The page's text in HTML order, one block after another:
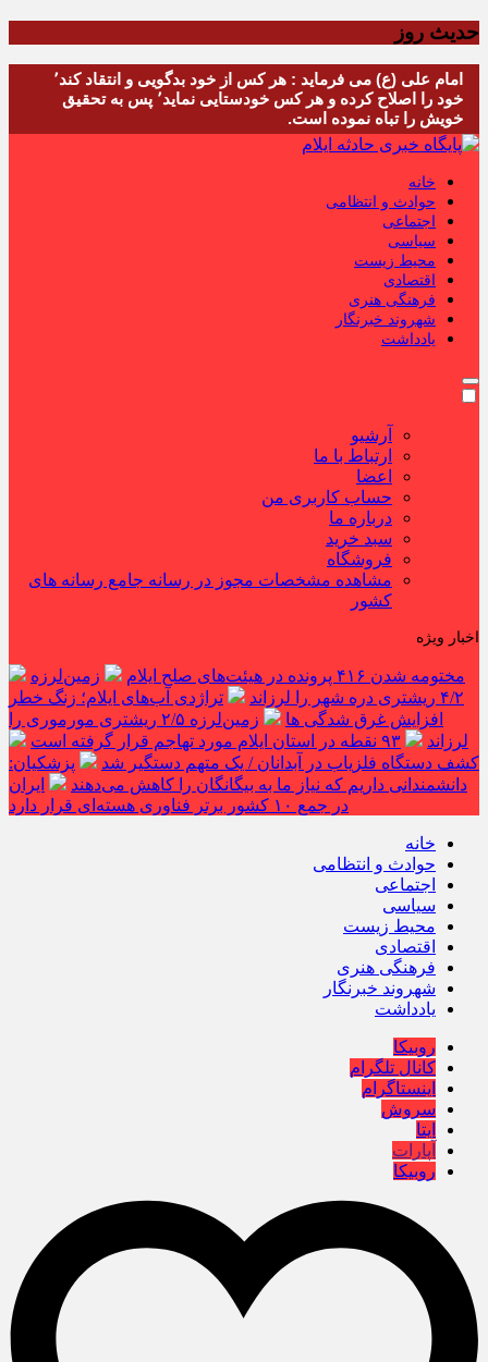
حدیث روز
امام علی (ع) می فرماید : هر کس از خود بدگویی و انتقاد کند٬
خود را اصلاح کرده و هر کس خودستایی نماید٬ پس به تحقیق
خویش را تباه نموده است.
خانه
حوادث و انتظامی
اجتماعی
سیاسی
محیط زیست
اقتصادی
فرهنگی هنری
شهروند خبرنگار
یادداشت
آرشیو
ارتباط با ما
اعضا
حساب کاربری من
درباره ما
سبد خرید
فروشگاه
مشاهده مشخصات مجوز در رسانه جامع رسانه های
کشور
اخبار ویژه
مختومه شدن ۴۱۶ پرونده در هیئت‌های صلح ایلام
زمین‌لرزه
۴/۲ ریشتری دره شهر را لرزاند
تراژدی آب‌های ایلام؛ زنگ خطر
افزایش غرق شدگی ها
زمین‌لرزه ۲/۵ ریشتری مورموری را
لرزاند
۹۳ نقطه در استان ایلام مورد تهاجم قرار گرفته است
کشف دستگاه فلزیاب در آبدانان / یک متهم دستگیر شد
پزشکیان:
دانشمندانی داریم که نیاز ما به بیگانگان را کاهش می‌دهند
ایران
در جمع ۱۰ کشور برتر فناوری هسته‌ای قرار دارد
خانه
حوادث و انتظامی
اجتماعی
سیاسی
محیط زیست
اقتصادی
فرهنگی هنری
شهروند خبرنگار
یادداشت
روبیکا
کانال تلگرام
اینستاگرام
سروش
ایتا
آپارات
روبیکا